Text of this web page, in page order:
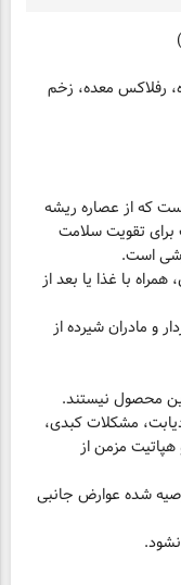
رفلاکس معده، زخم
که از عصاره ریشه
تقویت سلامت
است.
با غذا یا بعد از
و مادران شیرده از
مشکلات کبدی،
هپاتیت مزمن از
شده عوارض جانبی